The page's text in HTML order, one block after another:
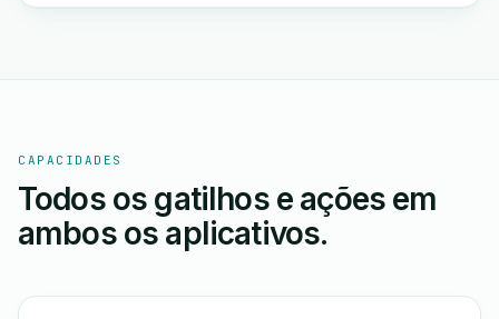
CAPACIDADES
Todos os gatilhos e ações em
ambos os aplicativos.